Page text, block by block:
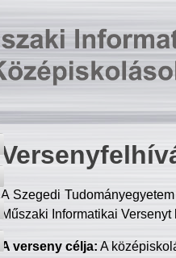
A Szegedi
Műszaki Informatikai
A verseny célja: A